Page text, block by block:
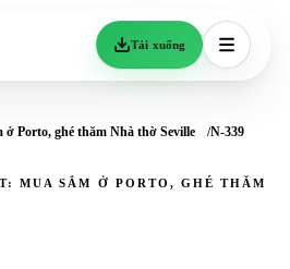
Tải xuống
Porto, ghé thăm Nhà thờ Seville N-339
MUA SẮM Ở PORTO, GHÉ THĂM